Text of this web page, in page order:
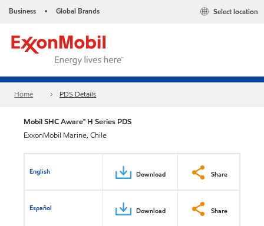
Business • Global Brands Select location
Home PDS Details
Mobil SHC Aware™ H Series PDS
ExxonMobil Marine, Chile
English Download Share
Español Download Share